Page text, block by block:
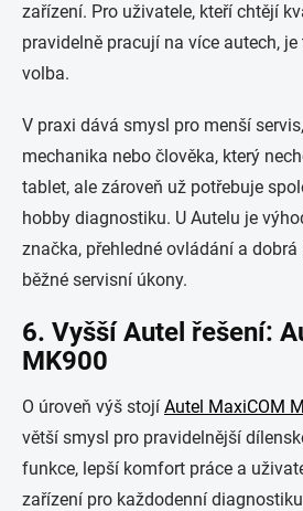
zařízení. Pro uživatele, kteří chtějí
pravidelně pracují na více autech,
volba.
V praxi dává smysl pro menší
mechanika nebo člověka, který
tablet, ale zároveň už potřebuje
hobby diagnostiku. U Autelu je
značka, přehledné ovládání a
běžné servisní úkony.
6. Vyšší Autel řešení:
MK900
O úroveň výš stojí Autel MaxiCOM
větší smysl pro pravidelnější
funkce, lepší komfort práce a
zařízení pro každodenní